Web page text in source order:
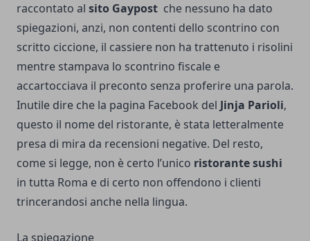
raccontato al sito Gaypost che nessuno ha dato
spiegazioni, anzi, non contenti dello scontrino con
scritto ciccione, il cassiere non ha trattenuto i risolini
mentre stampava lo scontrino fiscale e
accartocciava il preconto senza proferire una parola.
Inutile dire che la pagina Facebook del Jinja Parioli,
questo il nome del ristorante, è stata letteralmente
presa di mira da recensioni negative. Del resto,
come si legge, non è certo l’unico ristorante sushi
in tutta Roma e di certo non offendono i clienti
trincerandosi anche nella lingua.
La spiegazione